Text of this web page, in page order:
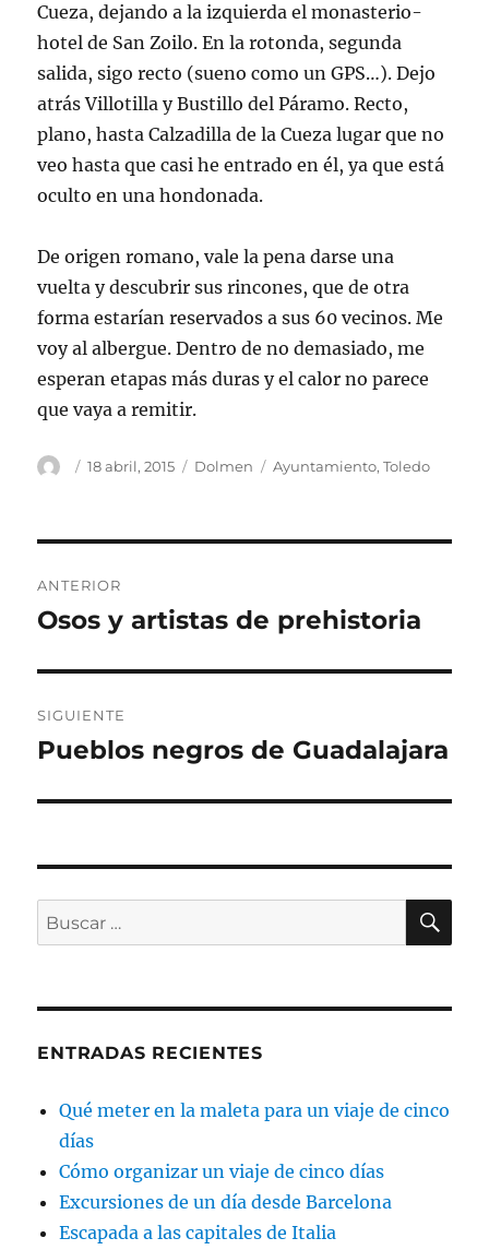
Cueza, dejando a la izquierda el monasterio-
hotel de San Zoilo. En la rotonda, segunda
salida, sigo recto (sueno como un GPS…). Dejo
atrás Villotilla y Bustillo del Páramo. Recto,
plano, hasta Calzadilla de la Cueza lugar que no
veo hasta que casi he entrado en él, ya que está
oculto en una hondonada.
De origen romano, vale la pena darse una
vuelta y descubrir sus rincones, que de otra
forma estarían reservados a sus 60 vecinos. Me
voy al albergue. Dentro de no demasiado, me
esperan etapas más duras y el calor no parece
que vaya a remitir.
Autor
Publicado
18 abril, 2015 Categorías
Dolmen Etiquetas
Ayuntamiento,Toledo
de
ANTERIOR
Entrada
Osos y artistas de prehistoria
SIGUIENTE
Entrada
Pueblos negros de Guadalajara
Buscar
por:
ENTRADAS RECIENTES
Qué meter en la maleta para un viaje de cinco
días
Cómo organizar un viaje de cinco días
Excursiones de un día desde Barcelona
Escapada a las capitales de Italia